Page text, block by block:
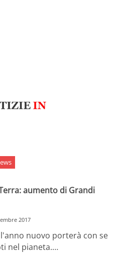
aumento di Grandi
2017
nuovo porterà con se
nel pianeta.…